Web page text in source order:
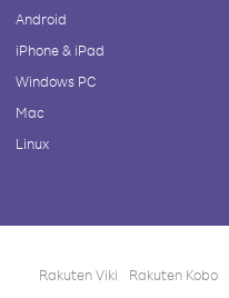
Android
iPhone & iPad
Windows PC
Mac
Linux
Rakuten Viki Rakuten Kobo